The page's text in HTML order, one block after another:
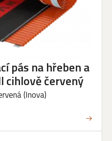
pás na hřeben a
cihlově červený
(Inova)